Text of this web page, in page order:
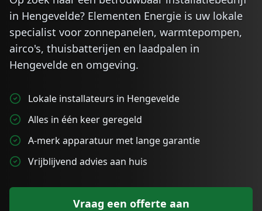
in Hengevelde? Elementen Energie is uw lokale
specialist voor zonnepanelen, warmtepompen,
airco's, thuisbatterijen en laadpalen in
Hengevelde en omgeving.
Lokale installateurs in Hengevelde
Alles in één keer geregeld
A-merk apparatuur met lange garantie
Vrijblijvend advies aan huis
Vraag een offerte aan